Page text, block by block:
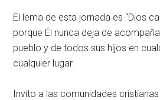
El lema de esta jornada es “Dios
porque Él nunca deja de
pueblo y de todos sus hijos en
cualquier lugar.
Invito a las comunidades